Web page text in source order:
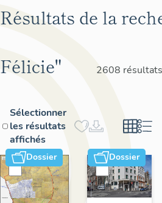
Résultats de la
Félicie"
2608 résultats
Sélectionner
les résultats
affichés
Dossier Dossier